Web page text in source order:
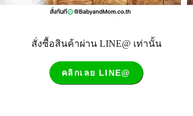
สั่งซื้อสินค้าผ่าน LINE@ เท่านั้น
คลิกเลย LINE@